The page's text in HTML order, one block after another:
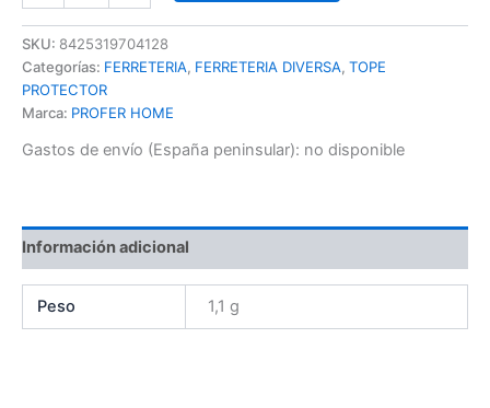
SKU: 8425319704128
Categorías: FERRETERIA, FERRETERIA DIVERSA, TOPE
PROTECTOR
Marca: PROFER HOME
Gastos de envío (España peninsular): no disponible
Información adicional
Peso 1,1 g